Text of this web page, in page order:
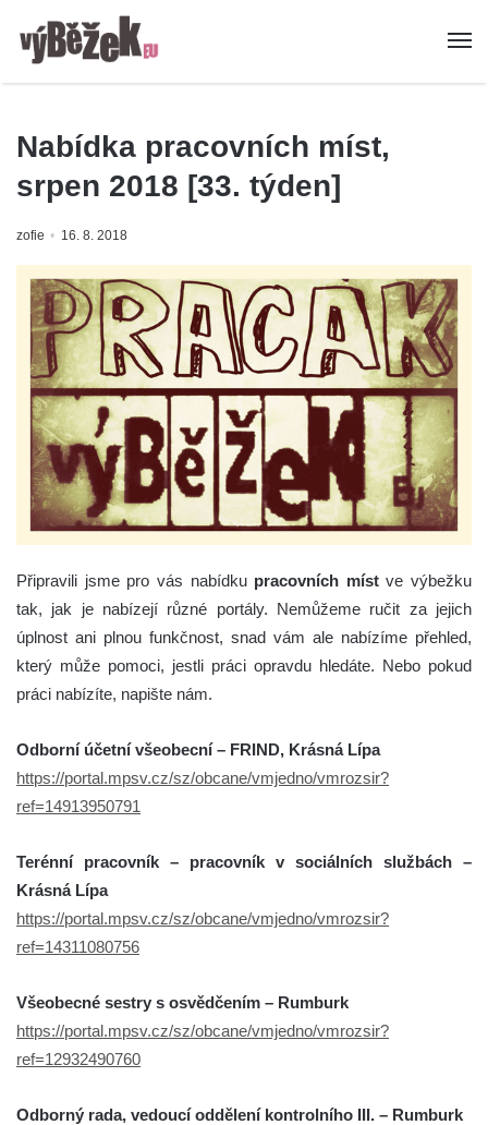
Nabídka pracovních míst,
srpen 2018 [33. týden]
zofie 16. 8. 2018
Připravili jsme pro vás nabídku pracovních místve výbežku
tak, jak je nabízejí různé portály. Nemůžeme ručit za jejich
úplnost ani plnou funkčnost, snad vám ale nabízíme přehled,
který může pomoci, jestli práci opravdu hledáte. Nebo pokud
práci nabízíte, napište nám.
Odborní účetní všeobecní – FRIND, Krásná Lípa
https://portal.mpsv.cz/sz/obcane/vmjedno/vmrozsir?
ref=14913950791
Terénní pracovník – pracovník v sociálních službách –
Krásná Lípa
https://portal.mpsv.cz/sz/obcane/vmjedno/vmrozsir?
ref=14311080756
Všeobecné sestry s osvědčením – Rumburk
https://portal.mpsv.cz/sz/obcane/vmjedno/vmrozsir?
ref=12932490760
Odborný rada, vedoucí oddělení kontrolního III. – Rumburk